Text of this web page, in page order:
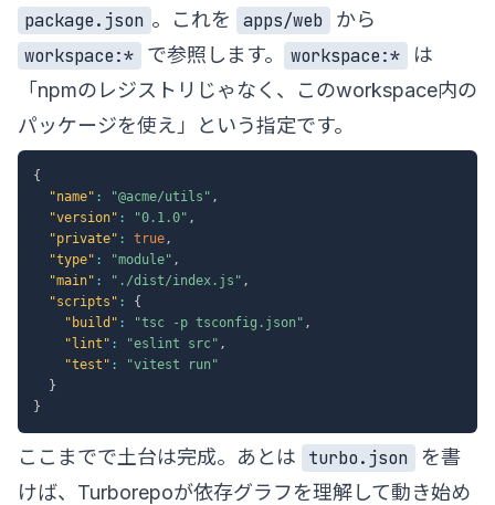
package.json 。これを apps/web
から
workspace:*
で参照します。 workspace:*
は
「npmのレジストリじゃなく、このworkspace内の
パッケージを使え」という指定です。
{
"name" : "@acme/utils" ,
"version" : "0.1.0" ,
"private" : true,
"type" : "module" ,
"main" : "./dist/index.js" ,
"scripts" :
{
"build" : "tsc -p tsconfig.json" ,
"lint" : "eslint src" ,
"test" :
"vitest run"
}
}
ここまでで土台は完成。あとは turbo.json
を書
けば、Turborepoが依存グラフを理解して動き始め